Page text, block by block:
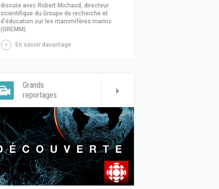
discute avec Robert Michaud, directeur
scientifique du Groupe de recherche et
d'éducation sur les mammifères marins
(GREMM).
En savoir davantage
Grands
reportages